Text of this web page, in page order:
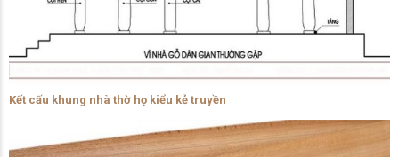
Kết cấu khung nhà thờ họ kiểu kẻ truyền